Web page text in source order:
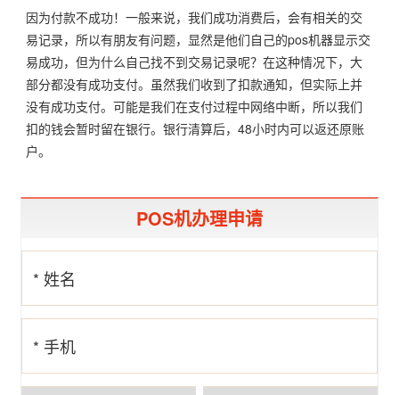
因为付款不成功！一般来说，我们成功消费后，会有相关的交
易记录，所以有朋友有问题，显然是他们自己的pos机器显示交
易成功，但为什么自己找不到交易记录呢？在这种情况下，大
部分都没有成功支付。虽然我们收到了扣款通知，但实际上并
没有成功支付。可能是我们在支付过程中网络中断，所以我们
扣的钱会暂时留在银行。银行清算后，48小时内可以返还原账
户。
POS机办理申请
* 姓名
* 手机
号